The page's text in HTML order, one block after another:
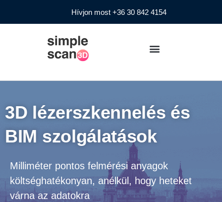
Hívjon most +36 30 842 4154
3D lézerszkennelés és
BIM szolgálatások
Milliméter pontos felmérési anyagok
költséghatékonyan, anélkül, hogy heteket
várna az adatokra